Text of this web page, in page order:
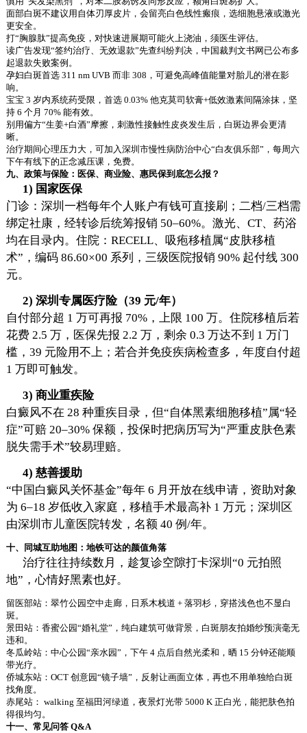
面部白斑不建议用自体刃厚皮片，会留亮白色线性瘢痕，选细胞悬液或激光
更安全。
打“胸腺肽”提高免疫，对快速进展期可能火上浇油，须医生评估。
读广告发现“签约治疗、无效退款”先查纠纷判决，中国裁判文书网已公布多
起退款失败案例。
孕妇白斑首选 311 nm UVB 而非 308，可避免高峰值能量对胎儿的潜在影
响。
宝宝 3 岁内系统药受限，首选 0.03% 他克莫司软膏+低效激素间隔涂抹，坚
持 6 个月 70% 能有效。
别用偏方“生姜+白酒”摩擦，刺激性接触性皮炎发生后，白斑边界会更清
晰。
治疗期间心理压力大，可加入深圳市慢性病防治中心“白友俱乐部”，每周六
下午有线下的正念减压课，免费。
九、政策与保险：医保、商业险、惠民保到底怎么报？
1) 国家医保
门诊：深圳一档每年个人账户有钱可直接刷；二档/三档需
绑定社康，经转诊后统筹报销 50–60%。激光、CT、药浴
均在目录内。住院：RECELL、吸疱移植属“皮肤移植
术”，编码 86.60×00 系列，三级医院报销 90% 起付线 300
元。
2) 深圳专属医疗险（39 元/年）
自付部分超 1 万可再报 70%，上限 100 万。住院移植后若
花费 2.5 万，医保先报 2.2 万，剩余 0.3 万达不到 1 万门
槛，39 元险用不上；若合并免疫疾病检查多，年度自付超
1 万即可触发。
3) 商业重疾险
白癜风不在 28 种重疾目录，但“自体黑素细胞移植”属“轻
症”可赔 20–30% 保额，投保时把病历写为“严重皮肤色素
脱失需手术”较易理赔。
4) 慈善援助
“中国白癜风关怀基金”每年 6 月开放在线申请，资助对象
为 6–18 岁低收入家庭，移植手术最高补 1 万元；深圳区
由深圳市儿童医院转发，名额 40 例/年。
十、同城互助地图：地铁可达的颜值角落
治疗往往持续数月，趁复诊空隙打卡深圳“0 元拍照
地”，心情好黑素也好。
留医部站：翠竹公园空中走廊，日系木栈道 + 落羽杉，穿搭浅色也不显白
斑。
景田站：香蜜公园“婚礼堂”，纯白建筑可做背景，白斑朋友拍婚纱预演毫无
违和。
冬瓜岭站：中心公园“亲水园”，下午 4 点后自然光柔和，晒 15 分钟还能顺
带光疗。
侨城东站：OCT 创意园“镜子墙”，反射让画面立体，再也不用单独给白斑
找角度。
赤尾站： walking 至福田河绿道，夜景灯光带 5000 K 正白光，能把肤色拍
得很均匀。
十一、常见问答 Q&A